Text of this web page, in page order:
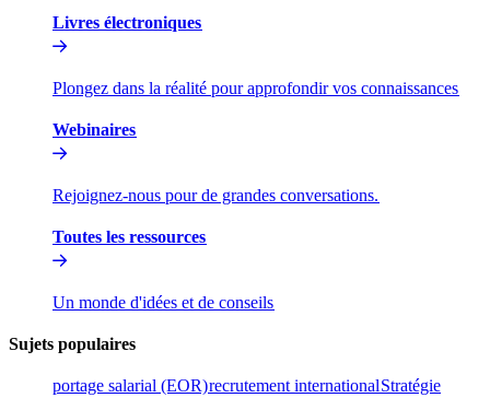
Livres électroniques​​
Plongez dans la réalité pour approfondir vos connaissances​​
Webinaires​​
Rejoignez-nous pour de grandes conversations.​​
Toutes les ressources​​
Un monde d'idées et de conseils​​
Sujets populaires​​
portage salarial (EOR)​​recrutement international​​Stratégie